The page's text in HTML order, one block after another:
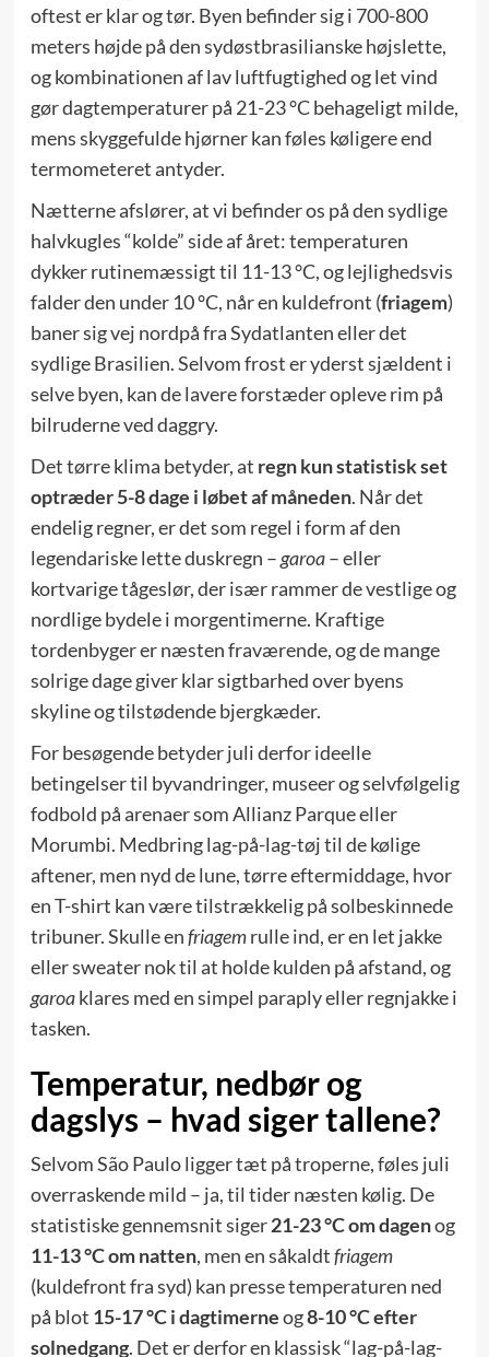
oftest er klar og tør. Byen befinder sig i 700-800
meters højde på den sydøstbrasilianske højslette,
og kombinationen af lav luftfugtighed og let vind
gør dagtemperaturer på 21-23 °C behageligt milde,
mens skyggefulde hjørner kan føles køligere end
termometeret antyder.
Nætterne afslører, at vi befinder os på den sydlige
halvkugles “kolde” side af året: temperaturen
dykker rutinemæssigt til 11-13 °C, og lejlighedsvis
falder den under 10 °C, når en kuldefront (friagem)
baner sig vej nordpå fra Sydatlanten eller det
sydlige Brasilien. Selvom frost er yderst sjældent i
selve byen, kan de lavere forstæder opleve rim på
bilruderne ved daggry.
Det tørre klima betyder, at regn kun statistisk set
optræder 5-8 dage i løbet af måneden. Når det
endelig regner, er det som regel i form af den
legendariske lette duskregn –garoa– eller
kortvarige tågeslør, der især rammer de vestlige og
nordlige bydele i morgentimerne. Kraftige
tordenbyger er næsten fraværende, og de mange
solrige dage giver klar sigtbarhed over byens
skyline og tilstødende bjergkæder.
For besøgende betyder juli derfor ideelle
betingelser til byvandringer, museer og selvfølgelig
fodbold på arenaer som Allianz Parque eller
Morumbi. Medbring lag-på-lag-tøj til de kølige
aftener, men nyd de lune, tørre eftermiddage, hvor
en T-shirt kan være tilstrækkelig på solbeskinnede
tribuner. Skulle enfriagemrulle ind, er en let jakke
eller sweater nok til at holde kulden på afstand, og
garoaklares med en simpel paraply eller regnjakke i
tasken.
Temperatur, nedbør og
dagslys – hvad siger tallene?
Selvom São Paulo ligger tæt på troperne, føles juli
overraskende mild – ja, til tider næsten kølig. De
statistiske gennemsnit siger21-23 °C om dagenog
11-13 °C om natten, men en såkaldtfriagem
(kuldefront fra syd) kan presse temperaturen ned
på blot 15-17 °C i dagtimerneog8-10 °C efter
solnedgang. Det er derfor en klassisk “lag-på-lag-